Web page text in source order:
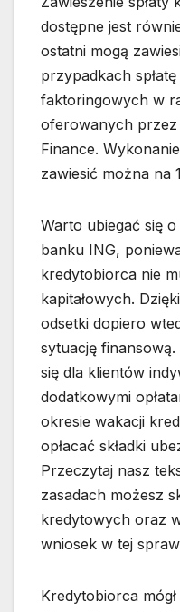
dostępne jest
ostatni mogą
przypadkach
faktoringowych w
oferowanych przez
Finance.
zawiesić można na
Warto ubiegać się
banku ING,
kredytobiorca nie
kapitałowych.
odsetki dopiero
sytuację
się dla klientów
dodatkowymi
okresie wakacji
opłacać składki
Przeczytaj nasz
zasadach możesz
kredytowych oraz
wniosek w tej
Kredytobiorca